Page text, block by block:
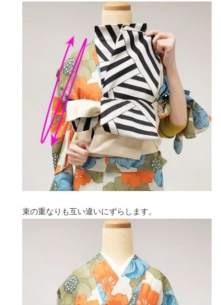
束の重なりも互い違いにずらします。